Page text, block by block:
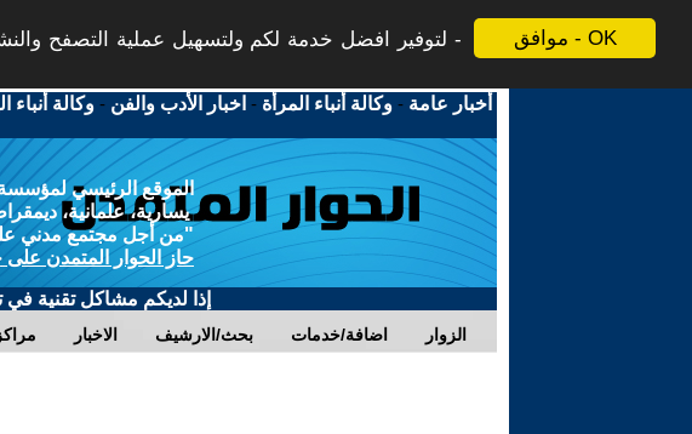
موافق - OK
لتوفير افضل خدمة لكم ولتسهيل عملية التصفح
أخبار عامة -وكالة أنباء المرأة - اخبار الأدب والفن -وكالة أنباء
الموقع الرئيسي لمؤسسة
يسارية، علمانية،
"من أجل مجتمع مدني
حاز الحوار المتمدن على
إذا لديكم مشاكل تقنية في
مراكز الاخبار بحث/الارشيف اضافة/خدمات الزوار